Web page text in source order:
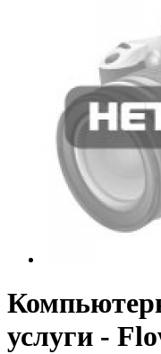
услуги -